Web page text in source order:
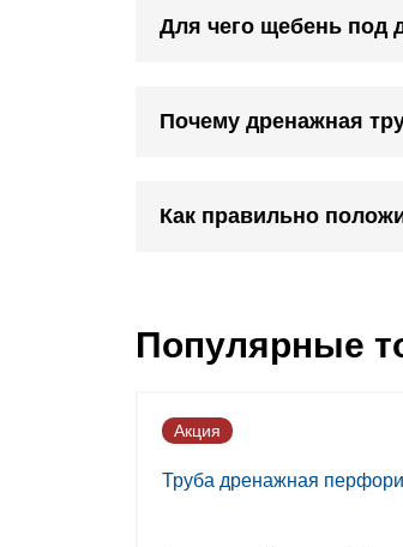
Для чего щебень под
Почему дренажная
Как правильно
Популярные
Акция
Труба дренажная